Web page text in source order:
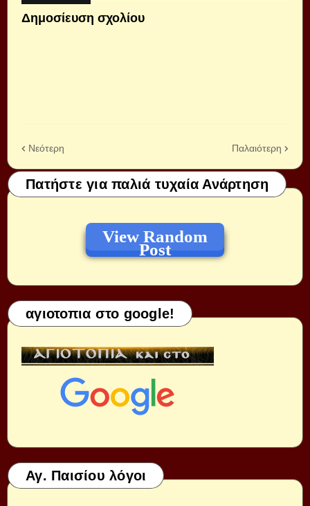
Δημοσίευση σχολίου
Νεότερη Παλαιότερη
Πατήστε για παλιά τυχαία Ανάρτηση
View Random
Post
αγιοτοπια στο google!
Αγ. Παισίου λόγοι